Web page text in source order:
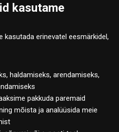
kasutame
erinevatel eesmärkidel,
haldamiseks, arendamiseks,
pakkuda paremaid
mõista ja analüüsida meie